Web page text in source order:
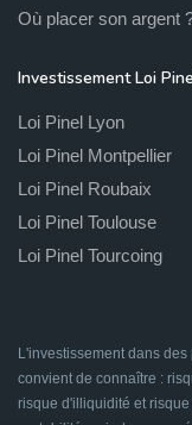
Où placer son argent
Investissement Loi
Loi Pinel Lyon
Loi Pinel Montpellier
Loi Pinel Roubaix
Loi Pinel Toulouse
Loi Pinel Tourcoing
L'investissement dans
convient de connaître :
risque d'illiquidité et